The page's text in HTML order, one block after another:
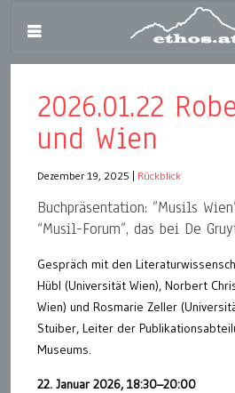
2026.01.22
und Wien
Dezember 19, 2025 Rückblick
Buchpräsentation: ”Musils
“Musil-Forum”, das bei De
Gespräch mit den
Hübl (Universität Wien), Norbert
Wien) und Rosmarie Zeller
Stuiber, Leiter der
Museums.
22. Januar 2026, 18:30–20:00